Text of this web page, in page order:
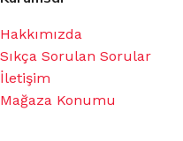
Hakkımızda
Sıkça Sorulan Sorular
İletişim
Mağaza Konumu